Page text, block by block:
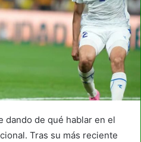
dando de qué hablar en el
Tras su más reciente